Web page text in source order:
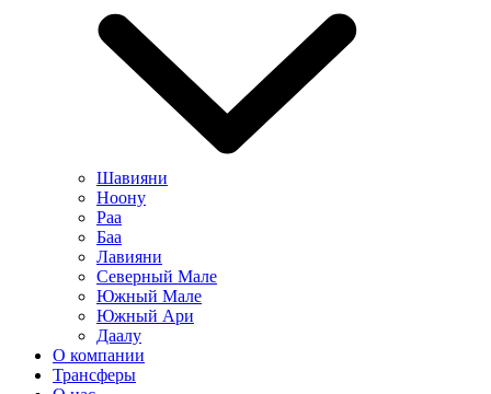
Шавияни
Ноону
Раа
Баа
Лавияни
Северный Мале
Южный Мале
Южный Ари
Даалу
О компании
Трансферы